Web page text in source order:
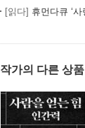
[읽다] 휴먼다큐 ‘
작가의 다른 상품